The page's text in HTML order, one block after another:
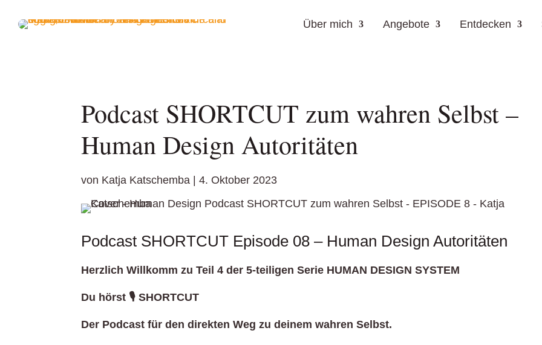
Über mich Angebote Entdecken
Podcast SHORTCUT zum wahren Selbst –
Human Design Autoritäten
von Katja Katschemba |4. Oktober 2023
Podcast SHORTCUT Episode 08 – Human Design Autoritäten
Herzlich Willkomm zu Teil 4 der 5-teiligen Serie HUMAN DESIGN SYSTEM
Du hörst 🎙️ SHORTCUT
Der Podcast für den direkten Weg zu deinem wahren Selbst.